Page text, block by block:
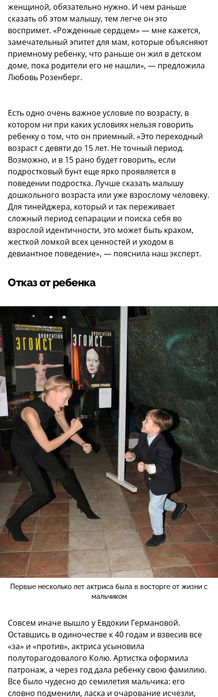
женщиной, обязательно нужно. И чем раньше
сказать об этом малышу, тем легче он это
воспримет. «Рожденные сердцем» — мне кажется,
замечательный эпитет для мам, которые объясняют
приемному ребенку, что раньше он жил в детском
доме, пока родители его не нашли», — предложила
Любовь Розенберг.
Есть одно очень важное условие по возрасту, в
котором ни при каких условиях нельзя говорить
ребенку о том, что он приемный. «Это переходный
возраст с девяти до 15 лет. Не точный период.
Возможно, и в 15 рано будет говорить, если
подростковый бунт еще ярко проявляется в
поведении подростка. Лучше сказать малышу
дошкольного возраста или уже взрослому человеку.
Для тинейджера, который и так переживает
сложный период сепарации и поиска себя во
взрослой идентичности, это может быть крахом,
жесткой ломкой всех ценностей и уходом в
девиантное поведение», — пояснила наш эксперт.
Отказ от ребенка
Первые несколько лет актриса была в восторге от жизни с
мальчиком
Совсем иначе вышло у Евдокии Германовой.
Оставшись в одиночестве к 40 годам и взвесив все
«за» и «против», актриса усыновила
полуторагодовалого Колю. Артистка оформила
патронаж, а через год дала ребенку свою фамилию.
Все было чудесно до семилетия мальчика: его
словно подменили, ласка и очарование исчезли,